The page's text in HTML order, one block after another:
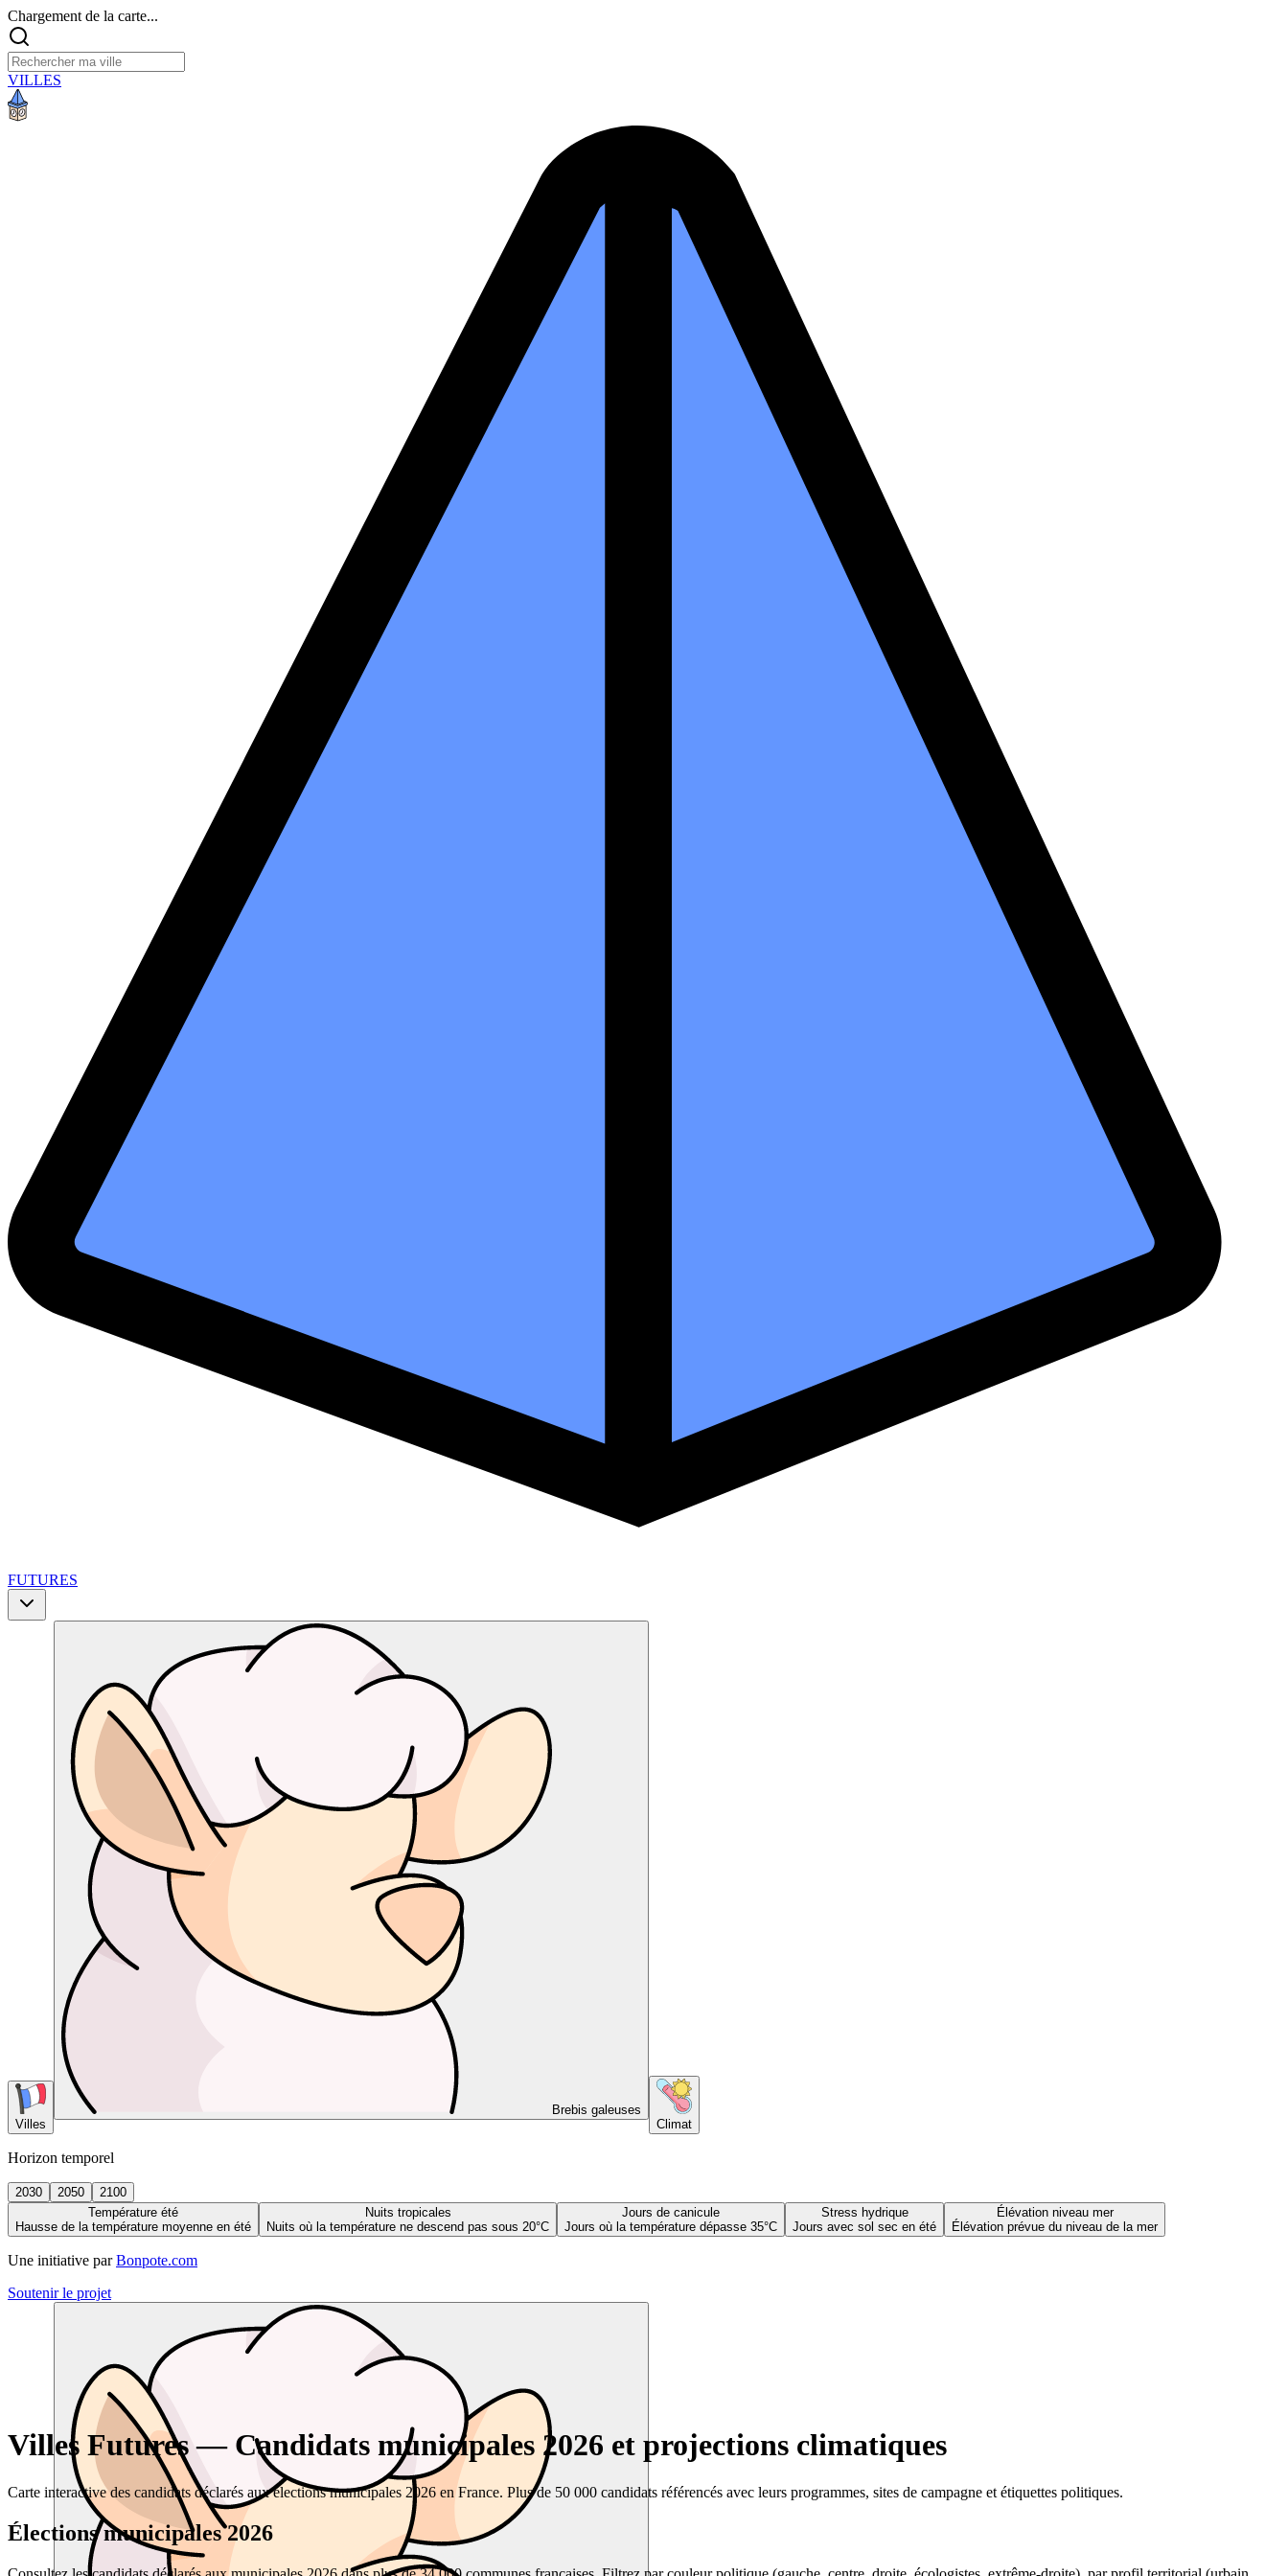
Chargement de la carte...
VILLES
FUTURES
Villes
Brebis galeuses
Climat
Horizon temporel
2030 2050
2100
Température été
Hausse de la température moyenne en été
Nuits tropicales
Nuits où la température ne descend pas sous 20°C
Jours de canicule
Jours où la température dépasse 35°C
Stress hydrique
Jours avec sol sec en été
Élévation niveau mer
Élévation prévue du niveau de la mer
Une initiative par Bonpote.com
Soutenir le projet
Villes Futures — Candidats municipales 2026 et projections climatiques
Carte interactive des candidats déclarés aux élections municipales 2026 en France. Plus de 50 000 candidats référencés avec leurs programmes, sites de campagne et étiquettes politiques.
Élections municipales 2026